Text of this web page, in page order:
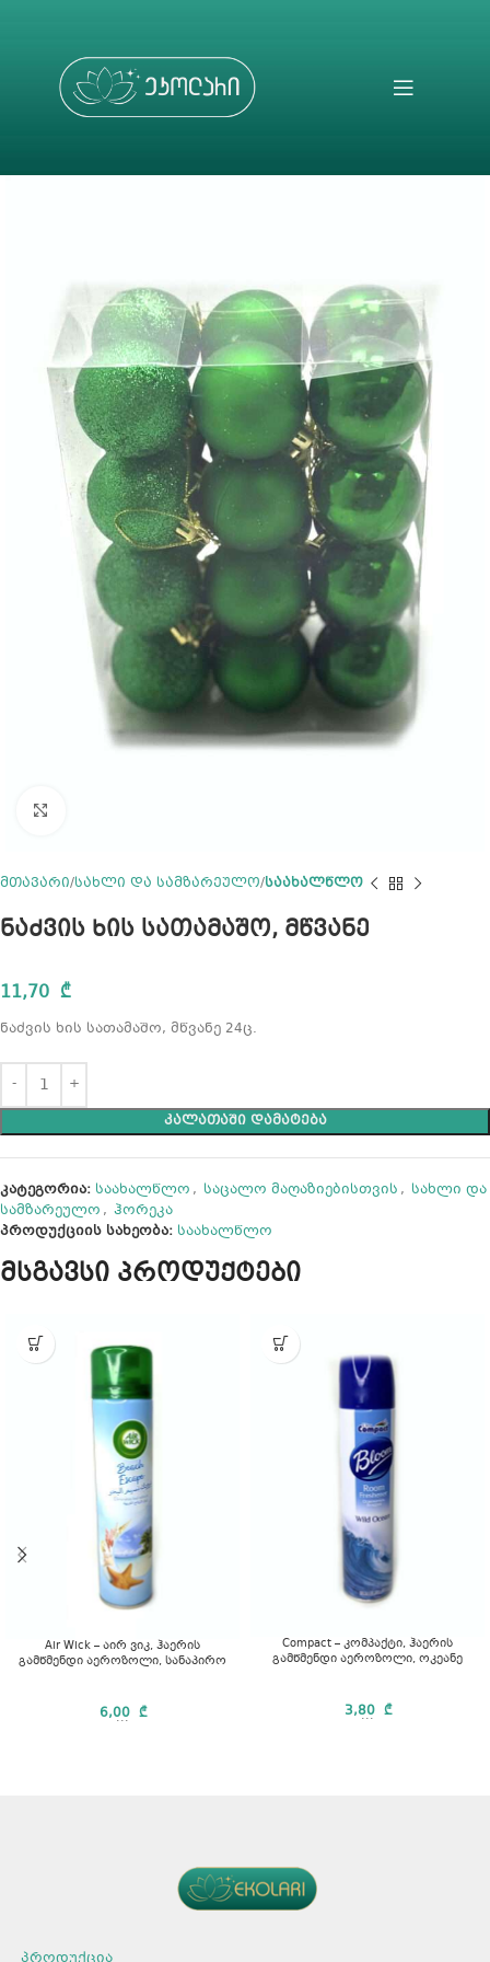
მთავარი სახლი და სამზარეულო საახალწლო
ნაძვის ხის სათამაშო, მწვანე
11,70 ₾
ნაძვის ხის სათამაშო, მწვანე 24ც.
ᲙᲐᲚᲐᲗᲐᲨᲘ ᲓᲐᲛᲐᲢᲔᲑᲐ
კატეგორია: საახალწლო , საცალო მაღაზიებისთვის , სახლი და
სამზარეულო , ჰორეკა
პროდუქციის სახეობა: საახალწლო
მსგავსი პროდუქტები
Air Wick – აირ ვიკ, ჰაერის
გამწმენდი აეროზოლი, სანაპირო
6,00 ₾
...
Compact – კომპაქტი, ჰაერის
გამწმენდი აეროზოლი, ოკეანე
3,80 ₾
...